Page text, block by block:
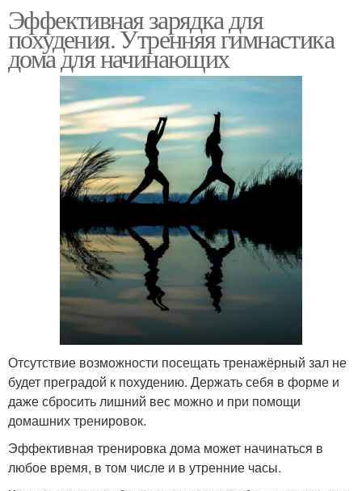
Эффективная зарядка для
похудения. Утренняя гимнастика
дома для начинающих
Отсутствие возможности посещать тренажёрный зал не
будет преградой к похудению. Держать себя в форме и
даже сбросить лишний вес можно и при помощи
домашних тренировок.
Эффективная тренировка дома может начинаться в
любое время, в том числе и в утренние часы.